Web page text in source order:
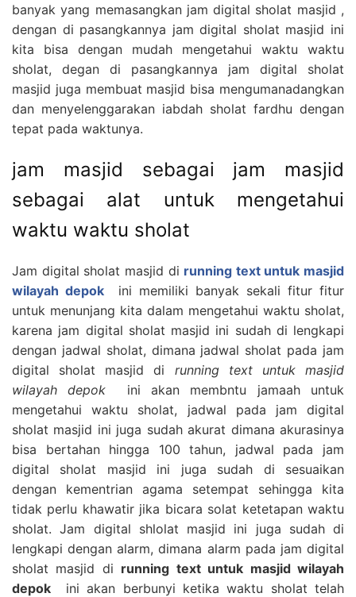
banyak yang memasangkan jam digital sholat masjid ,
dengan di pasangkannya jam digital sholat masjid ini
kita bisa dengan mudah mengetahui waktu waktu
sholat, degan di pasangkannya jam digital sholat
masjid juga membuat masjid bisa mengumanadangkan
dan menyelenggarakan iabdah sholat fardhu dengan
tepat pada waktunya.
jam masjid sebagai jam masjid
sebagai alat untuk mengetahui
waktu waktu sholat
Jam digital sholat masjid di running text untuk masjid
wilayah depok ini memiliki banyak sekali fitur fitur
untuk menunjang kita dalam mengetahui waktu sholat,
karena jam digital sholat masjid ini sudah di lengkapi
dengan jadwal sholat, dimana jadwal sholat pada jam
digital sholat masjid di running text untuk masjid
wilayah depok ini akan membntu jamaah untuk
mengetahui waktu sholat, jadwal pada jam digital
sholat masjid ini juga sudah akurat dimana akurasinya
bisa bertahan hingga 100 tahun, jadwal pada jam
digital sholat masjid ini juga sudah di sesuaikan
dengan kementrian agama setempat sehingga kita
tidak perlu khawatir jika bicara solat ketetapan waktu
sholat. Jam digital shlolat masjid ini juga sudah di
lengkapi dengan alarm, dimana alarm pada jam digital
sholat masjid di running text untuk masjid wilayah
depok ini akan berbunyi ketika waktu sholat telah